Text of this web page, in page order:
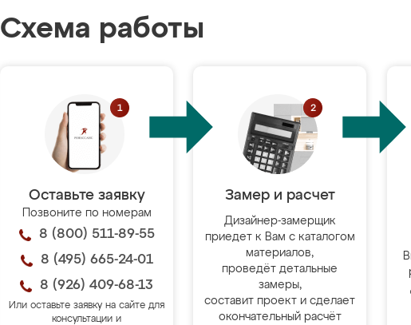
Схема работы
Оставьте заявку
Позвоните по номерам
8 (800) 511-89-55
8 (495) 665-24-01
8 (926) 409-68-13
Или оставьте заявку на сайте для
консультации и
Замер и расчет
Дизайнер-замерщик
приедет к Вам с каталогом
материалов,
проведёт детальные
замеры,
составит проект и сделает
окончательный расчёт